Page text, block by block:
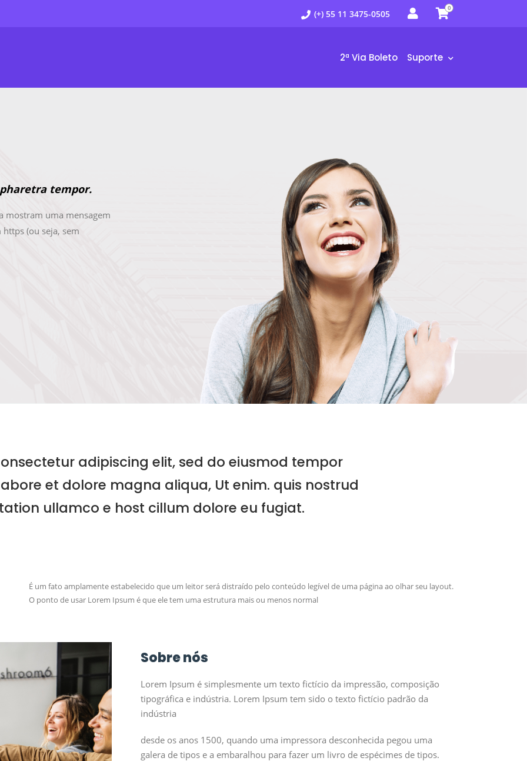
(+) 55 11 3475-0505
0
2ª Via Boleto Suporte
tempor.
mostram uma mensagem
https (ou seja, sem
adipiscing elit, sed do eiusmod tempor
et dolore magna aliqua, Ut enim. quis nostrud
ullamco e host cillum dolore eu fugiat.
É um fato amplamente estabelecido que um leitor será distraído pelo conteúdo legível de uma página ao olhar seu layout.
O ponto de usar Lorem Ipsum é que ele tem uma estrutura mais ou menos normal
Sobre nós
Lorem Ipsum é simplesmente um texto fictício da impressão, composição
tipográfica e indústria. Lorem Ipsum tem sido o texto fictício padrão da
indústria
desde os anos 1500, quando uma impressora desconhecida pegou uma
galera de tipos e a embaralhou para fazer um livro de espécimes de tipos.